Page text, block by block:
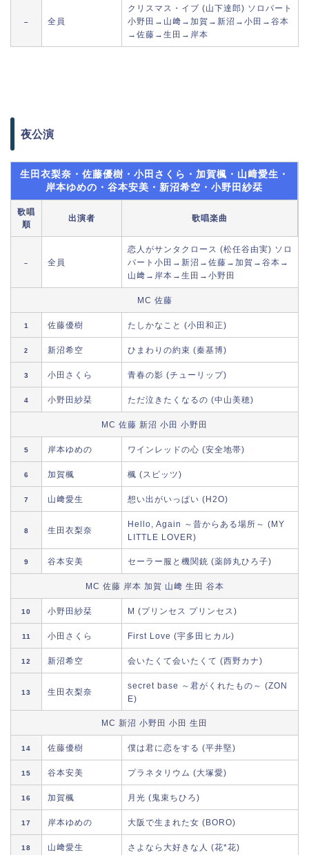
– 全員
クリスマス・イブ (山下達郎) ソロパート
小野田→山﨑→加賀→新沼→小田→谷本
→佐藤→生田→岸本
夜公演
生田衣梨奈・佐藤優樹・小田さくら・加賀楓・山﨑愛生・
岸本ゆめの・谷本安美・新沼希空・小野田紗栞
歌唱
順
出演者 歌唱楽曲
– 全員
恋人がサンタクロース (松任谷由実) ソロ
パート小田→新沼→佐藤→加賀→谷本→
山﨑→岸本→生田→小野田
MC 佐藤
1 佐藤優樹 たしかなこと (小田和正)
2 新沼希空 ひまわりの約束 (秦基博)
3 小田さくら 青春の影 (チューリップ)
4 小野田紗栞 ただ泣きたくなるの (中山美穂)
MC 佐藤 新沼 小田 小野田
5 岸本ゆめの ワインレッドの心 (安全地帯)
6 加賀楓 楓 (スピッツ)
7 山﨑愛生 想い出がいっぱい (H2O)
8 生田衣梨奈
Hello, Again ～昔からある場所～ (MY
LITTLE LOVER)
9 谷本安美 セーラー服と機関銃 (薬師丸ひろ子)
MC 佐藤 岸本 加賀 山﨑 生田 谷本
10 小野田紗栞 M (プリンセス プリンセス)
11 小田さくら First Love (宇多田ヒカル)
12 新沼希空 会いたくて会いたくて (西野カナ)
13 生田衣梨奈
secret base ～君がくれたもの～ (ZON
E)
MC 新沼 小野田 小田 生田
14 佐藤優樹 僕は君に恋をする (平井堅)
15 谷本安美 プラネタリウム (大塚愛)
16 加賀楓 月光 (鬼束ちひろ)
17 岸本ゆめの 大阪で生まれた女 (BORO)
18 山﨑愛生 さよなら大好きな人 (花*花)